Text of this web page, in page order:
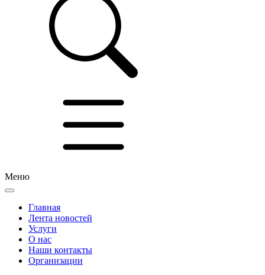
Меню
Главная
Лента новостей
Услуги
О нас
Наши контакты
Организации